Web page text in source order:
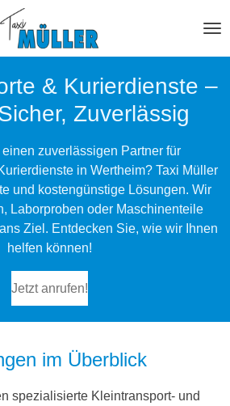
& Kurierdienste –
Zuverlässig
zuverlässigen Partner für
in Wertheim? Taxi Müller
und kostengünstige Lösungen. Wir
Laborproben oder Maschinenteile
Ziel. Entdecken Sie, wie wir Ihnen
helfen können!
Jetzt anrufen!
im Überblick
spezialisierte Kleintransport- und